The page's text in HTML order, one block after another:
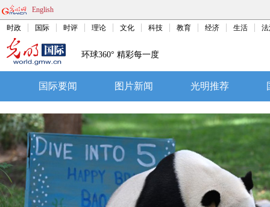
English
时政 国际 时评 理论 文化 科技 教育 经济 生活
环球360° 精彩每一度
国际要闻 图片新闻 光明推荐